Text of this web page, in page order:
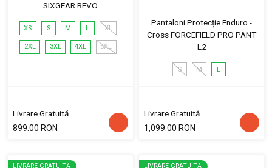
SIXGEAR REVO
XS S M L XL
2XL 3XL 4XL 5XL
Livrare Gratuită
899.00 RON
Pantaloni Protecție Enduro -
Cross FORCEFIELD PRO PANT
L2
S M L
Livrare Gratuită
1,099.00 RON
LIVRARE GRATUITĂ LIVRARE GRATUITĂ